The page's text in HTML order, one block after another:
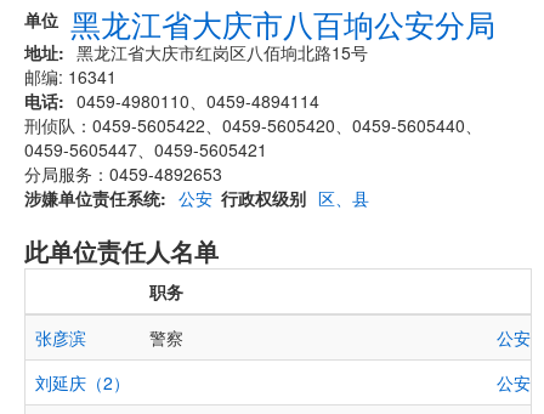
单位 黑龙江省大庆市八百垧公安分局
地址
黑龙江省大庆市红岗区八佰垧北路15号
邮编: 16341
电话
0459-4980110、0459-4894114
刑侦队：0459-5605422、0459-5605420、0459-5605440、
0459-5605447、0459-5605421
分局服务：0459-4892653
涉嫌单位责任系统
公安 行政权级别 区、县
此单位责任人名单
职务
张彦滨
警察
公安
刘延庆（2）
公安